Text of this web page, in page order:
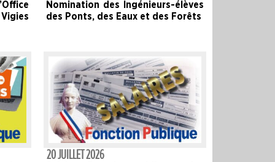
Nomination des Ingénieurs-élèves
des Ponts, des Eaux et des Forêts
20 JUILLET 2026